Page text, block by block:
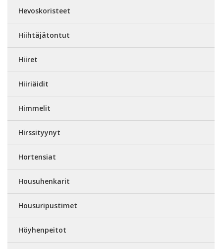
Hevoskoristeet
Hiihtäjätontut
Hiiret
Hiiriäidit
Himmelit
Hirssityynyt
Hortensiat
Housuhenkarit
Housuripustimet
Höyhenpeitot